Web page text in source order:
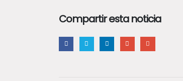
Compartir esta noticia